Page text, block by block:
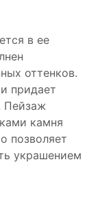
в ее
оттенков.
придает
Пейзаж
камня
позволяет
украшением